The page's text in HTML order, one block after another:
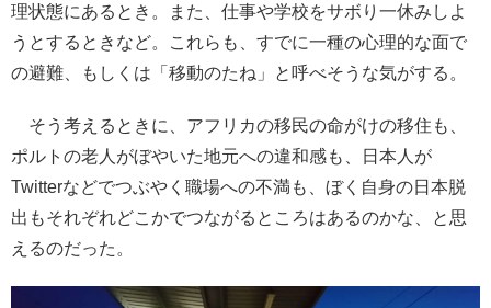
理状態にあるとき。また、仕事や学校をサボり一休みしよ
うとするときなど。これらも、すでに一種の心理的な面で
の避難、もしくは「移動のたね」と呼べそうな気がする。
そう考えるときに、アフリカの移民の命がけの移住も、
ポルトの老人がぼやいた地元への違和感も、日本人が
Twitterなどでつぶやく職場への不満も、ぼく自身の日本脱
出もそれぞれどこかでつながるところはあるのかな、と思
えるのだった。